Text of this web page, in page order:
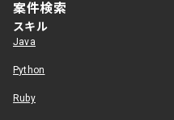
案件検索
スキル
Java
Python
Ruby